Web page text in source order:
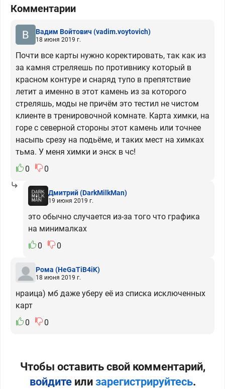
Комментарии
Вадим Войтович (vadim.voytovich)
18 июня 2019 г.
Почти все карты нужно коректировать, так как из
за камня стреляешь по противнику который в
красном контуре и снаряд тупо в препятствие
летит а именно в этот камень из за которого
стреляшь, моды не причём это тестил не чистом
клиенте в тренировочной комнате. Карта химки, на
горе с северной стороны этот камень или точнее
насыпь срезу на подьёме, и таких мест на химках
тьма. У меня химки и энск в чс!
0
0
Дмитрий(DarkMilkMan)
19 июня 2019 г.
это обычно случается из-за того что графика
на минималках
0
0
Рома (HeGaTiB4iK)
18 июня 2019 г.
нраица) мб даже уберу её из списка исключенных
карт
0
0
Чтобы оставить свой комментарий,
войдитеили зарегистрируйтесь.